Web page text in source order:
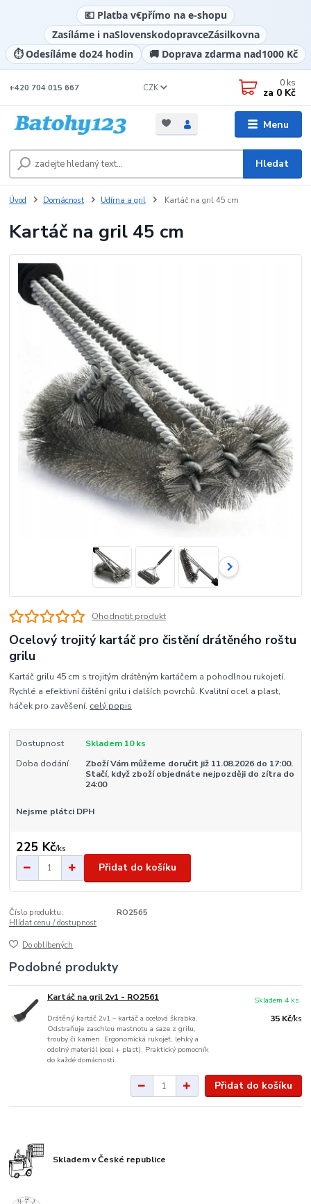
💶 Platba v€přímo na e-shopu
Zasíláme i naSlovenskodopravceZásilkovna
⏱️ Odesíláme do24 hodin 🚚 Doprava zdarma nad1000 Kč
Menu
CZK
Hledat
+420 704 015 667 0 ks
za 0 Kč
Úvod Domácnost Udírna a gril Kartáč na gril 45 cm
Kartáč na gril 45 cm
Ohodnotit produkt
Ocelový trojitý kartáč pro čistění drátěného roštu
grilu
Kartáč grilu 45 cm s trojitým drátěným kartáčem a pohodlnou rukojetí.
Rychlé a efektivní čištění grilu i dalších povrchů. Kvalitní ocel a plast,
háček pro zavěšení. celý popis
Dostupnost
Skladem 10 ks
Doba dodání
Zboží Vám můžeme doručit již 11.08.2026 do 17:00.
Stačí, když zboží objednáte nejpozději do zítra do
24:00
Nejsme plátci DPH
225 Kč/ks
Přidat do košíku
Číslo produktu:
RO2565
Hlídat cenu / dostupnost
Do oblíbených
Podobné produkty
Kartáč na gril 2v1 - RO2561
Drátěný kartáč 2v1 – kartáč a ocelová škrabka.
Odstraňuje zaschlou mastnotu a saze z grilu,
trouby či kamen. Ergonomická rukojeť, lehký a
odolný materiál (ocel + plast). Praktický pomocník
do každé domácnosti.
35 Kč/ks
Skladem 4 ks
Přidat do košíku
Skladem v České republice